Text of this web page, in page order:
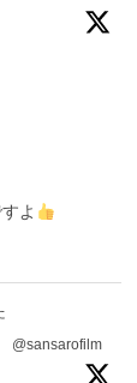
よ
@sansarofilm